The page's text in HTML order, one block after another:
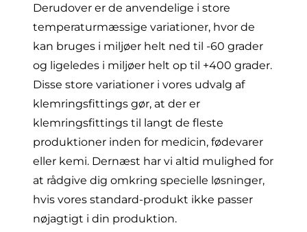
Derudover er de anvendelige i store
temperaturmæssige variationer, hvor de
kan bruges i miljøer helt ned til -60 grader
og ligeledes i miljøer helt op til +400 grader.
Disse store variationer i vores udvalg af
klemringsfittings gør, at der er
klemringsfittings til langt de fleste
produktioner inden for medicin, fødevarer
eller kemi. Dernæst har vi altid mulighed for
at rådgive dig omkring specielle løsninger,
hvis vores standard-produkt ikke passer
nøjagtigt i din produktion.